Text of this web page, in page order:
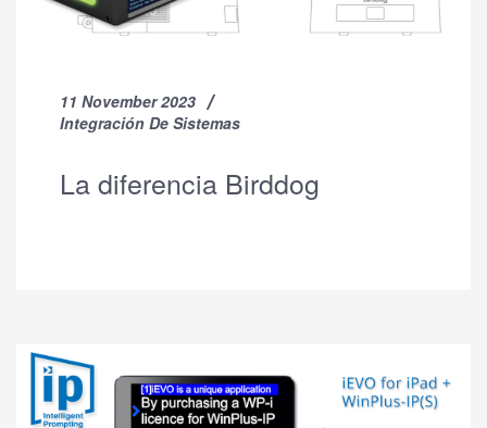
11 November 2023
Integración De Sistemas
La diferencia Birddog